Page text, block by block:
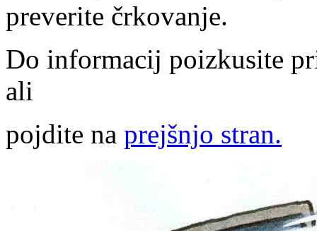
preverite črkovanje.
Do informacij poizkusite
ali
pojdite na prejšnjo stran.